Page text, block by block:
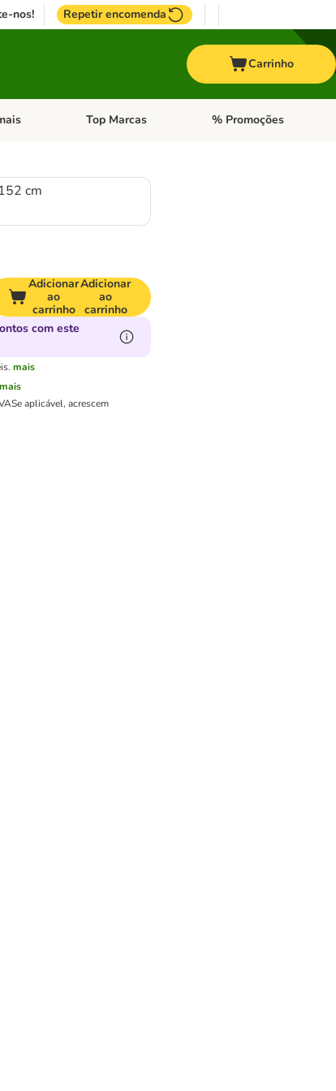
nos! Repetir encomenda
Carrinho
categoria: PássarosAbrir menu de categoria: Outros animais
Top Marcas Abrir menu de categoria:
% Promoções
cm
Adicionar
ao
carrinho
Adicionar
ao
carrinho
com este
mais
mais
Se aplicável, acrescem